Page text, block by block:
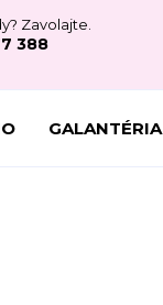
Zavolajte.
388
GALANTÉRIA